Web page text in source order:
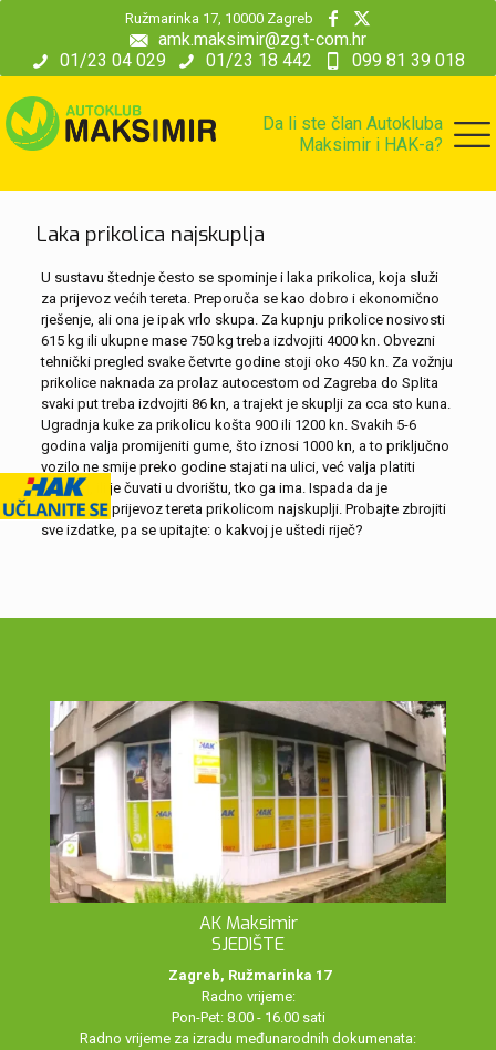
01/23 04 029 01/23 18 442 099 81 39 018
amk.maksimir@zg.t-com.hr
Ružmarinka 17, 10000 Zagreb
Da li ste član Autokluba
Maksimir i HAK-a?
Laka prikolica najskuplja
U sustavu štednje često se spominje i laka prikolica, koja služi
za prijevoz većih tereta. Preporuča se kao dobro i ekonomično
rješenje, ali ona je ipak vrlo skupa. Za kupnju prikolice nosivosti
615 kg ili ukupne mase 750 kg treba izdvojiti 4000 kn. Obvezni
tehnički pregled svake četvrte godine stoji oko 450 kn. Za vožnju
prikolice naknada za prolaz autocestom od Zagreba do Splita
svaki put treba izdvojiti 86 kn, a trajekt je skuplji za cca sto kuna.
Ugradnja kuke za prikolicu košta 900 ili 1200 kn. Svakih 5-6
godina valja promijeniti gume, što iznosi 1000 kn, a to priključno
vozilo ne smije preko godine stajati na ulici, već valja platiti
parking, ili je čuvati u dvorištu, tko ga ima. Ispada da je
povremeni prijevoz tereta prikolicom najskuplji. Probajte zbrojiti
sve izdatke, pa se upitajte: o kakvoj je uštedi riječ?
AK Maksimir
SJEDIŠTE
Zagreb, Ružmarinka 17
Radno vrijeme:
Pon-Pet: 8.00 - 16.00 sati
Radno vrijeme za izradu međunarodnih dokumenata: